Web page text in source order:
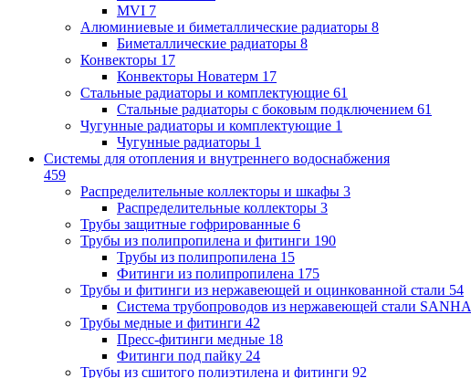
MVI 7
Алюминиевые и биметаллические радиаторы 8
Биметаллические радиаторы 8
Конвекторы 17
Конвекторы Новатерм 17
Стальные радиаторы и комплектующие 61
Стальные радиаторы с боковым подключением 61
Чугунные радиаторы и комплектующие 1
Чугунные радиаторы 1
Системы для отопления и внутреннего водоснабжения
459
Распределительные коллекторы и шкафы 3
Распределительные коллекторы 3
Трубы защитные гофрированные 6
Трубы из полипропилена и фитинги 190
Трубы из полипропилена 15
Фитинги из полипропилена 175
Трубы и фитинги из нержавеющей и оцинкованной стали 54
Система трубопроводов из нержавеющей стали SANHA
Трубы медные и фитинги 42
Пресс-фитинги медные 18
Фитинги под пайку 24
Трубы из сшитого полиэтилена и фитинги 92